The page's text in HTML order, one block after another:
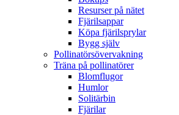
Resurser på nätet
Fjärilsappar
Köpa fjärilsprylar
Bygg själv
Pollinatörsövervakning
Träna på pollinatörer
Blomflugor
Humlor
Solitärbin
Fjärilar